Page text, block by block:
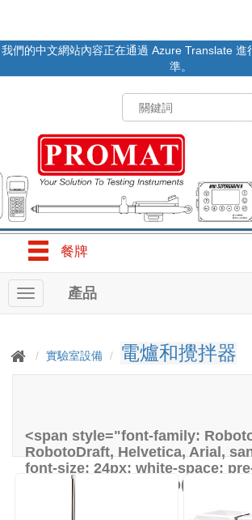
我們的中文網站內容正在通過 Azure Translate 進
準。
餐牌
T
o
l
e
g
產品
實驗室設備 電爐和攪拌器
<span style="font-family:
RobotoDraft, Helvetica, Arial,
font-size: 24px; white-space:
background-color: rgb(245, 245,
和攪拌器</span>